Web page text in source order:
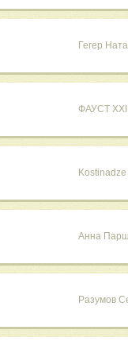
Гегер
ФАУСТ XXI
Анна
Разумов